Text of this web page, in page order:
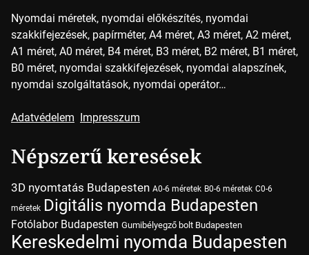
Nyomdai méretek, nyomdai előkészítés, nyomdai
szakkifejezések, papírméter, A4 méret, A3 méret, A2 méret,
A1 méret, A0 méret, B4 méret, B3 méret, B2 méret, B1 méret,
B0 méret, nyomdai szakkifejezések, nyomdai alapszínek,
nyomdai szolgáltatások, nyomdai operátor…
Adatvédelem Impresszum
Népszerű keresések
3D nyomtatás Budapesten A0-6 méretek B0-6 méretek C0-6
méretek Digitális nyomda Budapesten
Fotólabor Budapesten Gumibélyegző bolt Budapesten
Kereskedelmi nyomda Budapesten